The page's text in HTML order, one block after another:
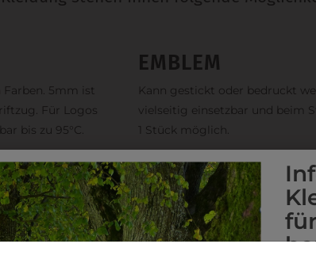
Farben. 5mm ist
Für Logos
bis zu 95°C.
EMBLEM
Kann gestickt oder bedruckt
vielseitig einsetzbar und beim
1 Stück möglich.
DAS KÖNNTE IHNEN